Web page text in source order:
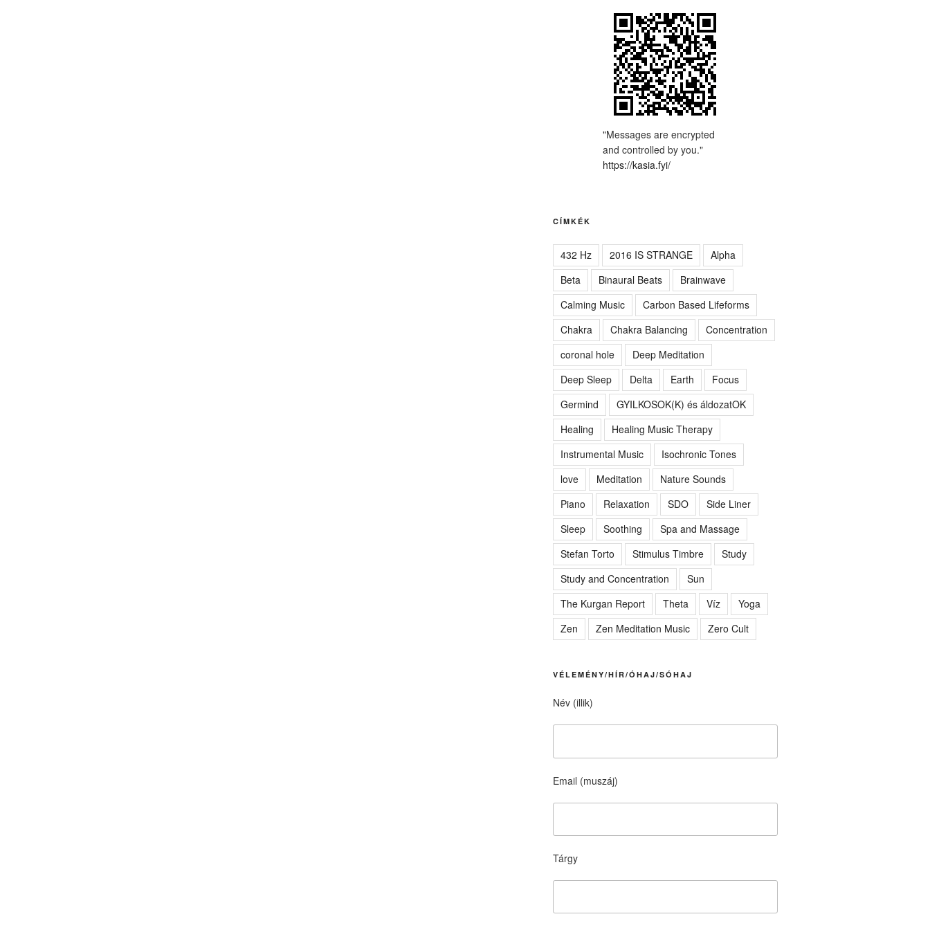
"Messages are encrypted
and controlled by you."
https://kasia.fyi/
CÍMKÉK
432 Hz 2016 IS STRANGE
Alpha
Beta
Binaural Beats
Brainwave
Calming Music
Carbon Based Lifeforms
Chakra
Chakra Balancing
Concentration
coronal hole
Deep Meditation
Deep Sleep
Delta Earth
Focus
Germind
GYILKOSOK(K) és áldozatOK
Healing
Healing Music Therapy
Instrumental Music
Isochronic Tones
love
Meditation
Nature Sounds
Piano
Relaxation SDO
Side Liner
Sleep
Soothing
Spa and Massage
Stefan Torto
Stimulus Timbre
Study
Study and Concentration
Sun
The Kurgan Report
Theta Víz
Yoga
Zen
Zen Meditation Music Zero Cult
VÉLEMÉNY/HÍR/ÓHAJ/SÓHAJ
Név (illik)
Email (muszáj)
Tárgy